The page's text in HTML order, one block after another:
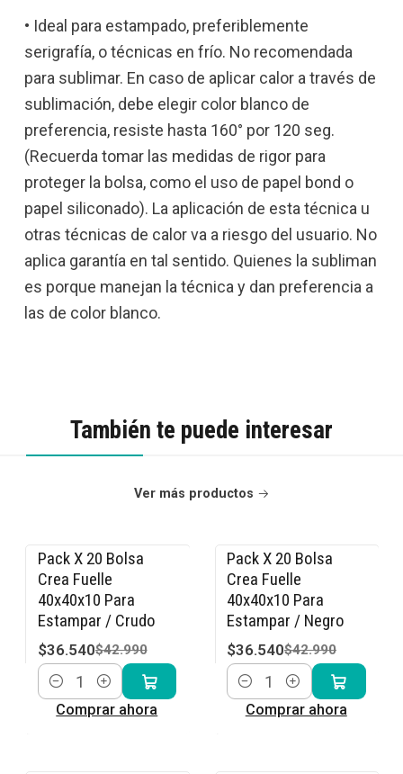
• Ideal para estampado, preferiblemente
serigrafía, o técnicas en frío. No recomendada
para sublimar. En caso de aplicar calor a través de
sublimación, debe elegir color blanco de
preferencia, resiste hasta 160° por 120 seg.
(Recuerda tomar las medidas de rigor para
proteger la bolsa, como el uso de papel bond o
papel siliconado). La aplicación de esta técnica u
otras técnicas de calor va a riesgo del usuario. No
aplica garantía en tal sentido. Quienes la subliman
es porque manejan la técnica y dan preferencia a
las de color blanco.
También te puede interesar
Ver más productos
-15% OFF
Pack X 20 Bolsa
Crea Fuelle
40x40x10 Para
Estampar / Crudo
$36.540$42.990
Cantidad
Comprar ahora
-15% OFF
Pack X 20 Bolsa
Crea Fuelle
40x40x10 Para
Estampar / Negro
$36.540$42.990
Cantidad
Comprar ahora